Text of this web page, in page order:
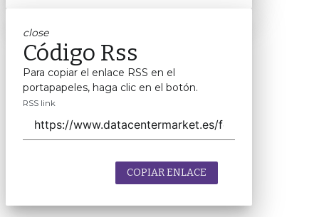
close
Código Rss
Para copiar el enlace RSS en el
portapapeles, haga clic en el botón.
RSS link
COPIAR ENLACE